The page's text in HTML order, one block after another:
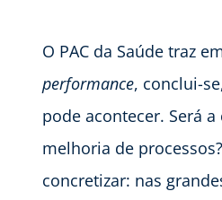
O PAC da Saúde traz
performance, conclui-
pode acontecer. Será
melhoria de
concretizar: nas